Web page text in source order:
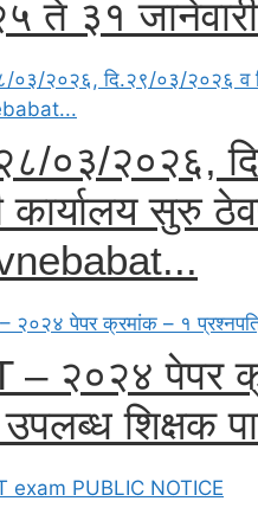
ते ३१
०३/२०२६,
कार्यालय सुरु
– २०२४ पेपर
शिक्षक